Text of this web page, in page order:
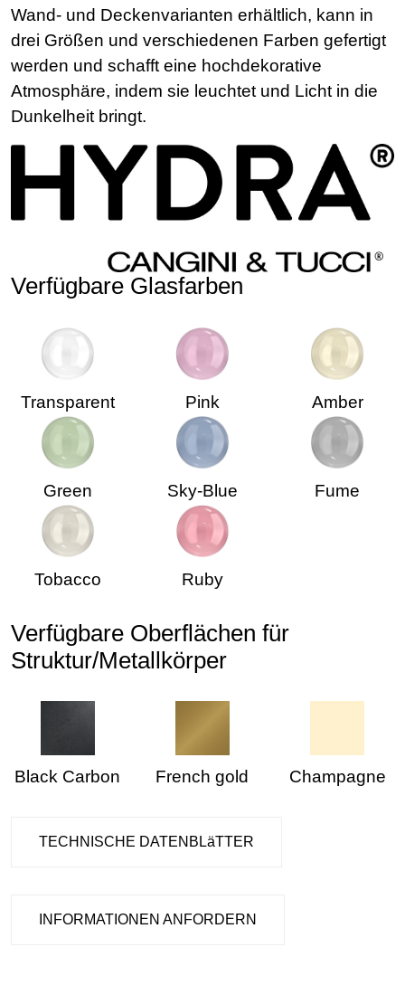
Wand- und Deckenvarianten erhältlich, kann in
drei Größen und verschiedenen Farben gefertigt
werden und schafft eine hochdekorative
Atmosphäre, indem sie leuchtet und Licht in die
Dunkelheit bringt.
Verfügbare Glasfarben
Transparent Pink Amber
Green Sky-Blue Fume
Tobacco Ruby
Verfügbare Oberflächen für
Struktur/Metallkörper
Black Carbon French gold Champagne
TECHNISCHE DATENBLäTTER
INFORMATIONEN ANFORDERN